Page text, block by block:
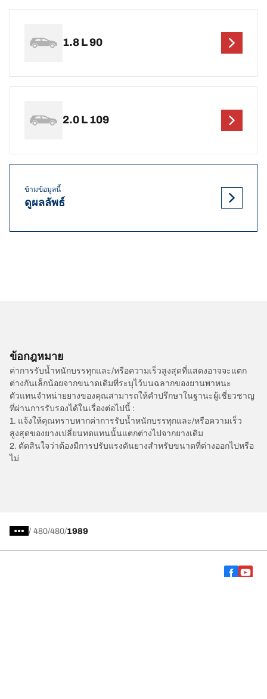
1.8 L 90
2.0 L 109
ข้ามข้อมูลนี้
ดูผลลัพธ์
ข้อกฎหมาย
ค่าการรับน้ำหนักบรรทุกและ/หรือความเร็วสูงสุดที่แสดงอาจจะแตก
ต่างกันเล็กน้อยจากขนาดเดิมที่ระบุไว้บนฉลากของยานพาหนะ
ตัวแทนจำหน่ายยางของคุณสามารถให้คำปรึกษาในฐานะผู้เชี่ยวชาญ
ที่ผ่านการรับรองได้ในเรื่องต่อไปนี้ :
1. แจ้งให้คุณทราบหากค่าการรับน้ำหนักบรรทุกและ/หรือความเร็ว
สูงสุดของยางเปลี่ยนทดแทนนั้นแตกต่างไปจากยางเดิม
2. ตัดสินใจว่าต้องมีการปรับแรงดันยางสำหรับขนาดที่ต่างออกไปหรือ
ไม่
/ 480 480 1989